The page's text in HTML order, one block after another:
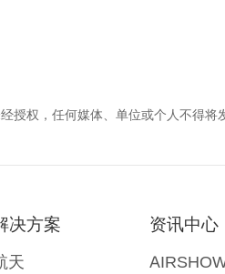
授权，任何媒体、单位或个人不得
决方案
天
资讯中心